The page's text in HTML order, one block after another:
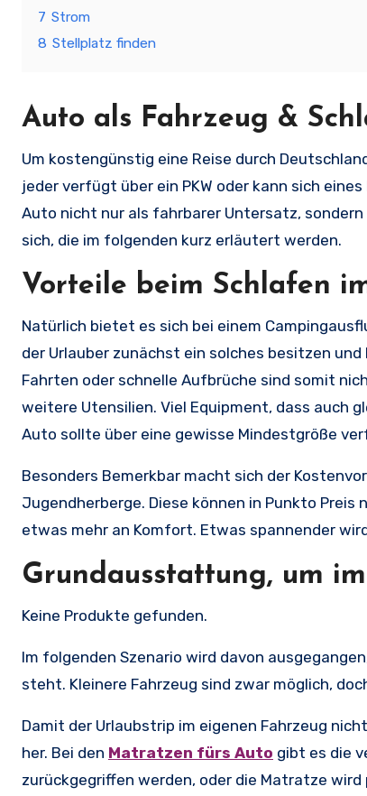
7 Strom
8 Stellplatz finden
Auto als Fahrzeug &
Um kostengünstig eine Reise durch
jeder verfügt über ein PKW oder kann sich
Auto nicht nur als fahrbarer Untersatz,
sich, die im folgenden kurz erläutert werden.
Vorteile beim Schlafen
Natürlich bietet es sich bei einem
der Urlauber zunächst ein solches besitzen
Fahrten oder schnelle Aufbrüche sind somit
weitere Utensilien. Viel Equipment, dass auch
Auto sollte über eine gewisse Mindestgröße
Besonders Bemerkbar macht sich der
Jugendherberge. Diese können in Punkto
etwas mehr an Komfort. Etwas spannender wird
Grundausstattung, um
Keine Produkte gefunden.
Im folgenden Szenario wird davon
steht. Kleinere Fahrzeug sind zwar möglich,
Damit der Urlaubstrip im eigenen Fahrzeug
her. Bei den Matratzen fürs Auto gibt es die
zurückgegriffen werden, oder die Matratze